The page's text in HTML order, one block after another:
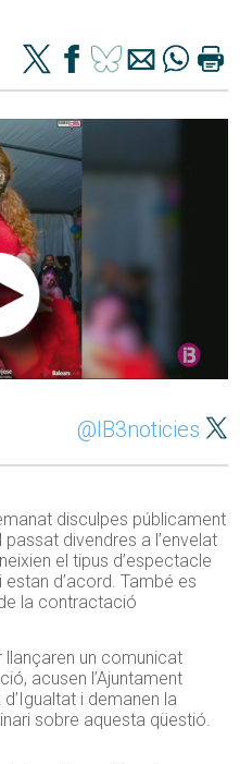
@IB3noticies
disculpes públicament
divendres a l’envelat
el tipus d’espectacle
d’acord. També es
la contractació
llançaren un comunicat
acusen l’Ajuntament
i demanen la
sobre aquesta qüestió.